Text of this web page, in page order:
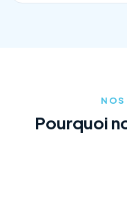
NOS
Pourquoi